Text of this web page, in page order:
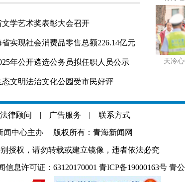
学艺术奖表彰大会召开
实现社会消费品零售总额226.14亿元
年公开遴选公务员拟任职人员公示
文明法治文化公园受市民好评
天冷
法律顾问 | 广告服务 | 联系方式
闻中心主办 版权所有：青海新闻网
授权，请勿转载或建立镜像，违者依法必究
息许可证：63120170001 青ICP备19000163号 青